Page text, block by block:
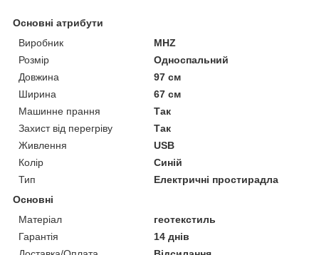
Основні атрибути
Виробник
MHZ
Розмір
Односпальний
Довжина
97 см
Ширина
67 см
Машинне прання
Так
Захист від перегріву
Так
Живлення
USB
Колір
Синій
Тип
Електричні простирадла
Основні
Матеріал
геотекстиль
Гарантія
14 днів